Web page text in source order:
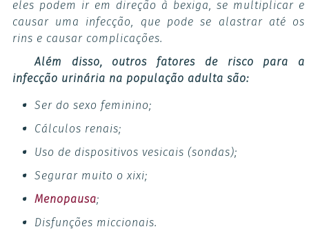
eles podem ir em direção à bexiga, se multiplicar e
causar uma infecção, que pode se alastrar até os
rins e causar complicações.
Além disso, outros fatores de risco para a
infecção urinária na população adulta são:
Ser do sexo feminino;
Cálculos renais;
Uso de dispositivos vesicais (sondas);
Segurar muito o xixi;
Menopausa;
Disfunções miccionais.